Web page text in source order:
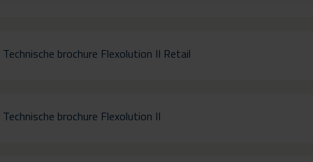
Technische brochure Flexolution II Retail
Technische brochure Flexolution II